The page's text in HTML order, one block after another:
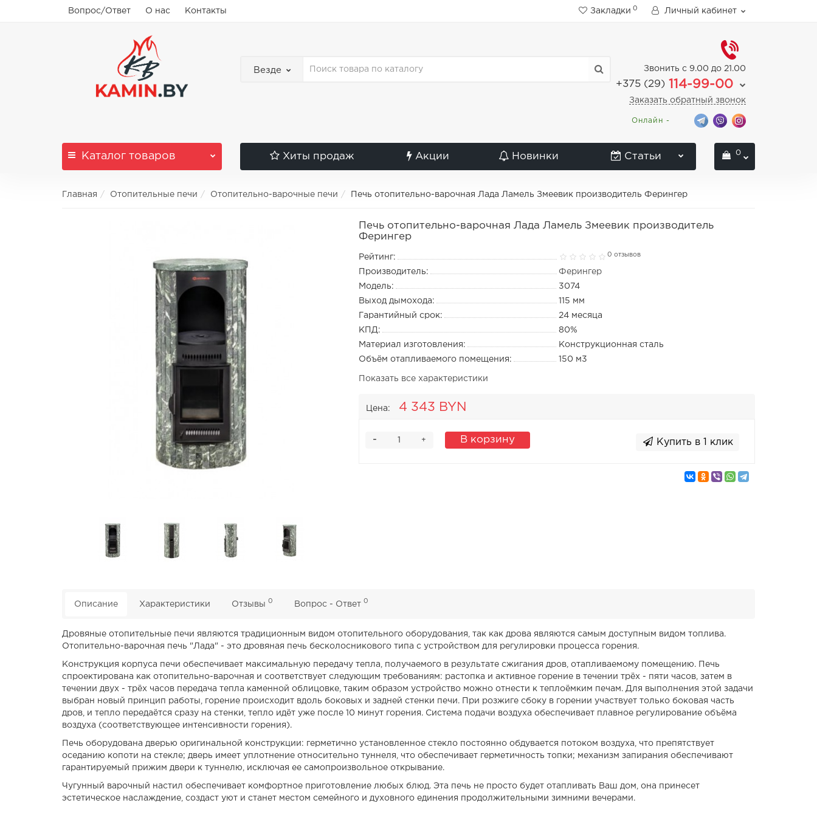
Вопрос/Ответ О нас Контакты Закладки 0 Личный кабинет
Везде Звонить с 9.00 до 21.00
+375 (29) 114-99-00
Заказать обратный звонок
Онлайн -
Каталог товаров Хиты продаж Акции Новинки Статьи 0
Главная Отопительные печи Отопительно-варочные печи Печь отопительно-варочная Лада Ламель Змеевик производитель Ферингер
Печь отопительно-варочная Лада Ламель Змеевик производитель
Ферингер
Рейтинг: 0 отзывов
Производитель:
Ферингер
Модель:
3074
Выход дымохода:
115 мм
Гарантийный срок:
24 месяца
КПД:
80%
Материал изготовления:
Конструкционная сталь
Объём отапливаемого помещения:
150 м3
Показать все характеристики
Цена: 4 343 BYN
+
- В корзину Купить в 1 клик
Описание Характеристики Отзывы 0 Вопрос - Ответ 0
Дровяные отопительные печи являются традиционным видом отопительного оборудования, так как дрова являются самым доступным видом топлива.
Отопительно-варочная печь "Лада" - это дровяная печь бесколосникового типа с устройством для регулировки процесса горения.
Конструкция корпуса печи обеспечивает максимальную передачу тепла, получаемого в результате сжигания дров, отапливаемому помещению. Печь
cпроектирована как отопительно-варочная и соответствует следующим требованиям: растопка и активное горение в течении трёх - пяти часов, затем в
течении двух - трёх часов передача тепла каменной облицовке, таким образом устройство можно отнести к теплоёмким печам. Для выполнения этой задачи
выбран новый принцип работы, горение происходит вдоль боковых и задней стенки печи. При розжиге сбоку в горении участвует только боковая часть
дров, и тепло передаётся сразу на стенки, тепло идёт уже после 10 минут горения. Система подачи воздуха обеспечивает плавное регулирование объёма
воздуха (соответствующее интенсивности горения).
Печь оборудована дверью оригинальной конструкции: герметично установленное стекло постоянно обдувается потоком воздуха, что препятствует
оседанию копоти на стекле; дверь имеет уплотнение относительно туннеля, что обеспечивает герметичность топки; механизм запирания обеспечивают
гарантируемый прижим двери к туннелю, исключая ее самопроизвольное открывание.
Чугунный варочный настил обеспечивает комфортное приготовление любых блюд. Эта печь не просто будет отапливать Ваш дом, она принесет
эстетическое наслаждение, создаст уют и станет местом семейного и духовного единения продолжительными зимними вечерами.